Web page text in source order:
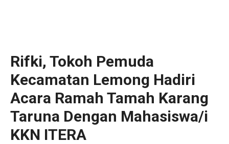
Rifki, Tokoh Pemuda
Kecamatan Lemong Hadiri
Acara Ramah Tamah Karang
Taruna Dengan Mahasiswa/i
KKN ITERA